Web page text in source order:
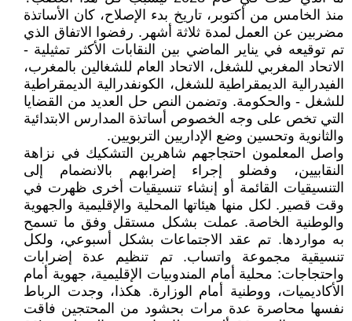
منذ الخامس من أكتوبر، تاريخ بدء الإصلاح، كان الأساتذة
مضربين عن العمل لمدة ثلاثة أشهر. رفضوا الاتفاق الذي
تم توقيعه في يناير الماضي بين النقابات الأكثر تمثيلية -
الاتحاد المغربي للشغل، الاتحاد العام للشغالين بالمغرب،
الفيدرالية الديمقراطية للشغل، الكونفدرالية الديمقراطية
للشغل - والحكومة. وتضمن النص حل العديد من القضايا
التي تخص على وجه الخصوص أساتذة المدارس الابتدائية
والثانوية وتحسين وضع الإداريين التربويين.
واصل المعلمون احتجاجهم شاهرين التشكيك في نزاهة
النقابيين، وفضلو إجراء إضرابهم بالانضمام إلى
التنسيقيات القائمة أو إنشاء تنسيقيات أخرى ظهرت في
وقت قصير. لكل منها هيئاتها المحلية والإقليمية والجهوية
والوطنية الخاصة. عملت بشكل مستقل وفق ما تسمح
به مواردها. تم عقد الاجتماعات بشكل أسبوعي، ولكل
تنسيقية مجموعة واتساب. تم تنظيم عدة إضرابات
واحتجاجات: محلية أمام المندوبيات الإقليمية، جهوية أمام
الأكاديميات، ووطنية أمام الوزارة. هكذا، وجدت الرباط
نفسها محاصرة عدة مرات بحشود من المحتجين فاقت